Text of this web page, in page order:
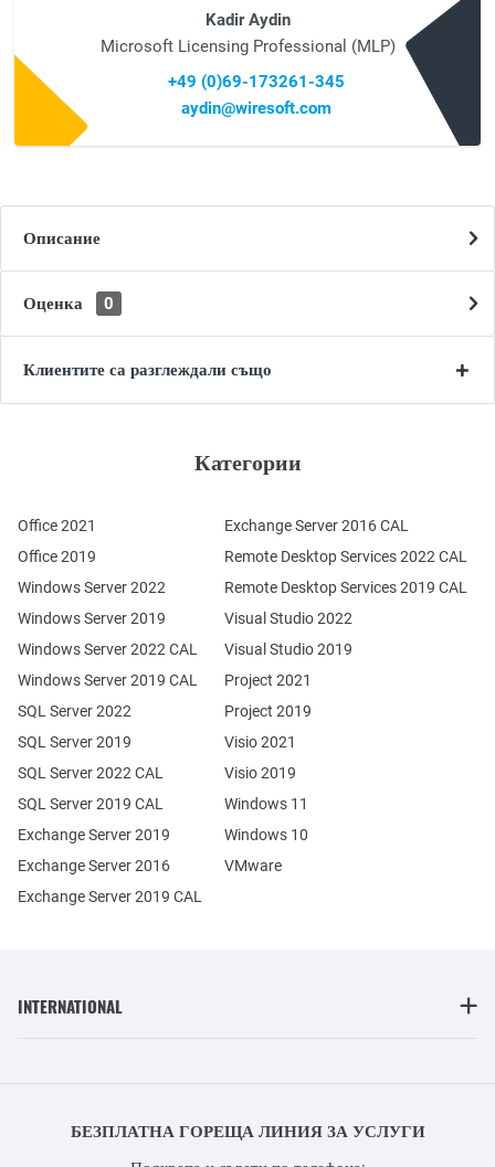
Kadir Aydin
Microsoft Licensing Professional (MLP)
+49 (0)69-173261-345
aydin@wiresoft.com
Описание
Оценка 0
Клиентите са разглеждали също
Категории
Office 2021
Office 2019
Windows Server 2022
Windows Server 2019
Exchange Server 2019
Exchange Server 2016
SQL Server 2022
SQL Server 2019
Windows Server 2022 CAL
Windows Server 2019 CAL
SQL Server 2022 CAL
SQL Server 2019 CAL
Remote Desktop Services 2022 CAL
Remote Desktop Services 2019 CAL
Exchange Server 2019 CAL
Exchange Server 2016 CAL
Visual Studio 2022
Visual Studio 2019
Project 2021
Project 2019
Visio 2021
Visio 2019
Windows 11
Windows 10
VMware
INTERNATIONAL
БЕЗПЛАТНА ГОРЕЩА ЛИНИЯ ЗА УСЛУГИ